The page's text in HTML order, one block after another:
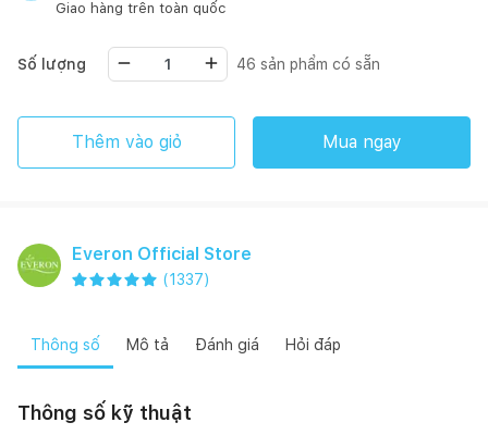
Giao hàng trên toàn quốc
Số lượng 46 sản phẩm có sẵn
Thêm vào giỏ Mua ngay
Everon Official Store
(1337)
Thông số Mô tả Đánh giá Hỏi đáp
Thông số kỹ thuật